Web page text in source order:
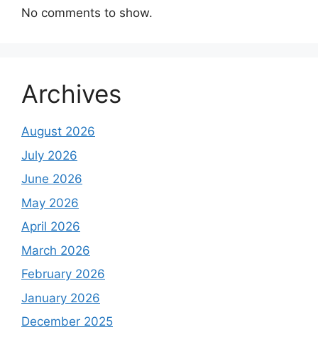
No comments to show.
Archives
August 2026
July 2026
June 2026
May 2026
April 2026
March 2026
February 2026
January 2026
December 2025